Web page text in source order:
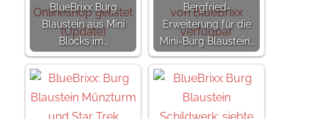
BlueBrixx Burg
Blaustein aus Mini
Blocks im…
Bergfried-
Erweiterung für die
Mini-Burg Blaustein…